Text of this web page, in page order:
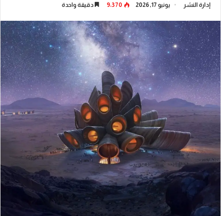
إدارة النشر يونيو 17, 2026 9٬370 دقيقة واحدة